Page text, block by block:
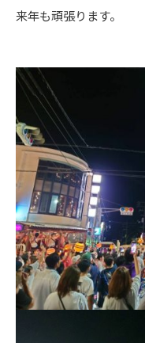
来年も頑張ります。